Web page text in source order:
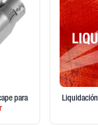
para
Liquidación